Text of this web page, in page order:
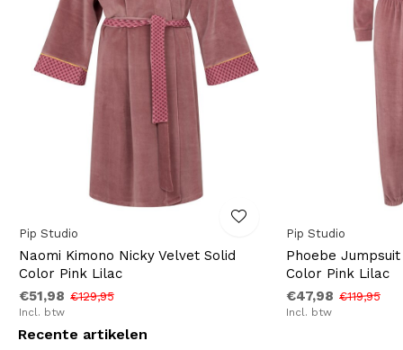
Pip Studio
Naomi Kimono Nicky Velvet Solid
Color Pink Lilac
€51,98 €129,95
Incl. btw
Pip Studio
Phoebe
Color Pink Lilac
€47,98 €119,95
Incl. btw
Recente artikelen